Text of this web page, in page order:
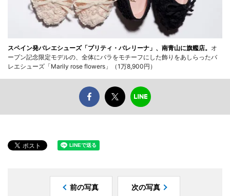
スペイン発バレエシューズ「プリティ・バレリーナ」、南青山に旗艦店。 オ
ープン記念限定モデルの、全体にバラをモチーフにした飾りをあしらったバ
レエシューズ「Marily rose flowers」（1万8,900円）
前の写真 次の写真